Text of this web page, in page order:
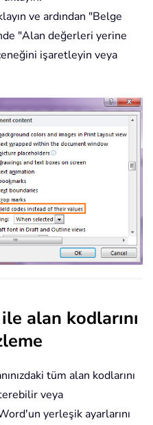
ve ardından "Belge
"Alan değerleri yerine
işaretleyin veya
alan kodlarını
tüm alan kodlarını
veya
yerleşik ayarlarını